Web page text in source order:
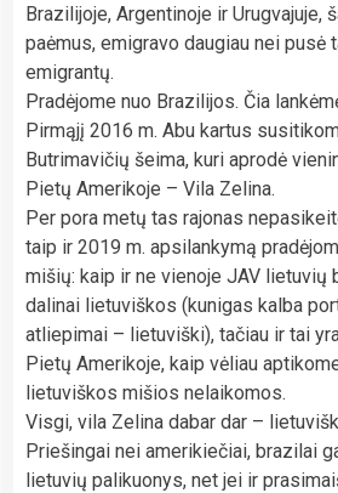
Brazilijoje, Argentinoje ir Urugvajuje,
paėmus, emigravo daugiau nei pusė
emigrantų.
Pradėjome nuo Brazilijos. Čia
Pirmąjį 2016 m. Abu kartus
Butrimavičių šeima, kuri aprodė
Pietų Amerikoje – Vila Zelina.
Per pora metų tas rajonas
taip ir 2019 m. apsilankymą
mišių: kaip ir ne vienoje JAV lietuvių
dalinai lietuviškos (kunigas kalba
atliepimai – lietuviški), tačiau ir tai
Pietų Amerikoje, kaip vėliau
lietuviškos mišios nelaikomos.
Visgi, vila Zelina dabar dar –
Priešingai nei amerikiečiai, brazilai
lietuvių palikuonys, net jei ir